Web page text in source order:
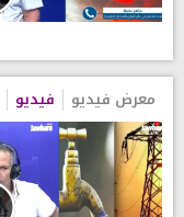
معرض فيديو فيديو